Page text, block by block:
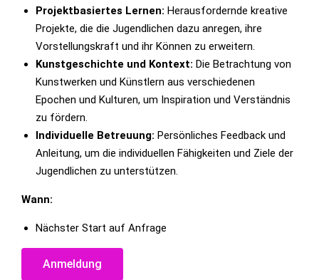
Projektbasiertes Lernen: Herausfordernde kreative
Projekte, die die Jugendlichen dazu anregen, ihre
Vorstellungskraft und ihr Können zu erweitern.
Kunstgeschichte und Kontext: Die Betrachtung von
Kunstwerken und Künstlern aus verschiedenen
Epochen und Kulturen, um Inspiration und Verständnis
zu fördern.
Individuelle Betreuung: Persönliches Feedback und
Anleitung, um die individuellen Fähigkeiten und Ziele der
Jugendlichen zu unterstützen.
Wann:
Nächster Start auf Anfrage
Anmeldung